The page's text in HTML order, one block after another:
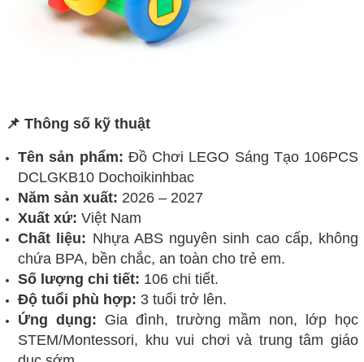
📌 Thông số kỹ thuật
Tên sản phẩm: Đồ Chơi LEGO Sáng Tạo 106PCS
DCLGKB10 Dochoikinhbac
Năm sản xuất: 2026 – 2027
Xuất xứ: Việt Nam
Chất liệu: Nhựa ABS nguyên sinh cao cấp, không
chứa BPA, bền chắc, an toàn cho trẻ em.
Số lượng chi tiết: 106 chi tiết.
Độ tuổi phù hợp: 3 tuổi trở lên.
Ứng dụng: Gia đình, trường mầm non, lớp học
STEM/Montessori, khu vui chơi và trung tâm giáo